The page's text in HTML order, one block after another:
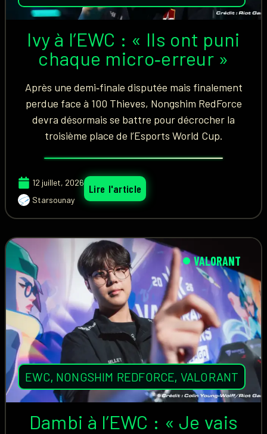
Ivy à l’EWC : « Ils ont puni
chaque micro‑erreur »
Après une demi‑finale disputée mais finalement
perdue face à 100 Thieves, Nongshim RedForce
devra désormais se battre pour décrocher la
troisième place de l’Esports World Cup.
12 juillet, 2026
Starsounay
Lire l'article
VALORANT
EWC, NONGSHIM REDFORCE, VALORANT
Dambi à l’EWC : « Je vais